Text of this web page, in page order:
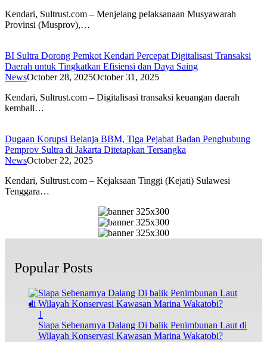
Kendari, Sultrust.com – Menjelang pelaksanaan Musyawarah
Provinsi (Musprov),…
BI Sultra Dorong Pemkot Kendari Percepat Digitalisasi Transaksi
Daerah untuk Tingkatkan Efisiensi dan Daya Saing
NewsOctober 28, 2025October 31, 2025
Kendari, Sultrust.com – Digitalisasi transaksi keuangan daerah
kembali…
Dugaan Korupsi Belanja BBM, Tiga Pejabat Badan Penghubung
Pemprov Sultra di Jakarta Ditetapkan Tersangka
NewsOctober 22, 2025
Kendari, Sultrust.com – Kejaksaan Tinggi (Kejati) Sulawesi
Tenggara…
Popular Posts
1
Siapa Sebenarnya Dalang Di balik Penimbunan Laut di
Wilayah Konservasi Kawasan Marina Wakatobi?